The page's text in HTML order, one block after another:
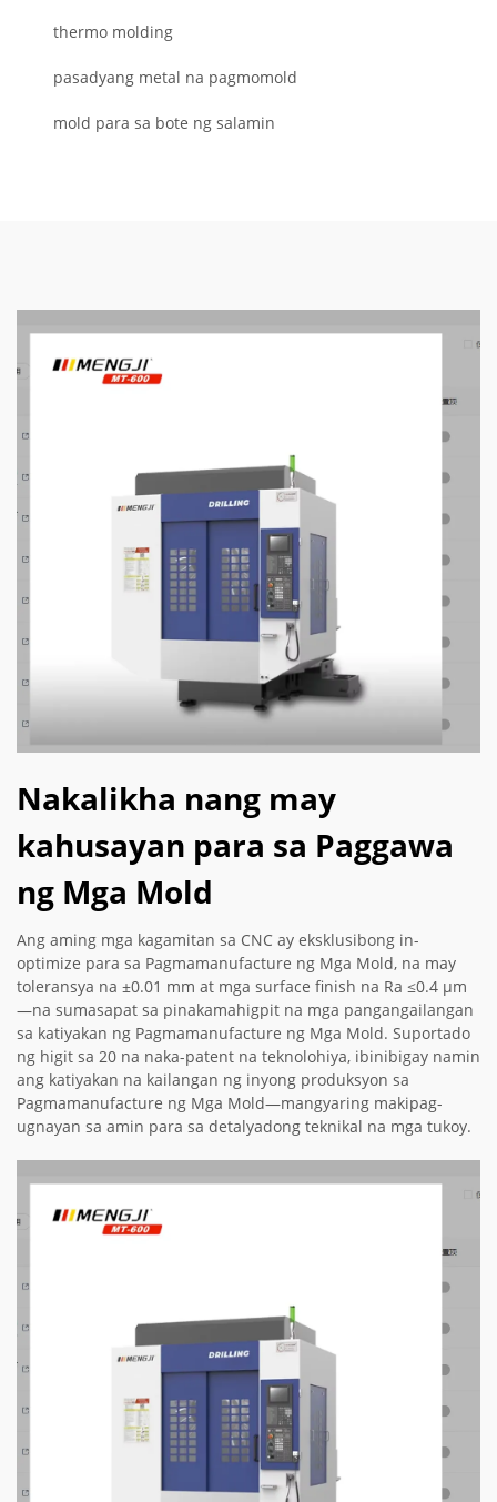
thermo molding
pasadyang metal na pagmomold
mold para sa bote ng salamin
Nakalikha nang may
kahusayan para sa Paggawa
ng Mga Mold
Ang aming mga kagamitan sa CNC ay eksklusibong in-
optimize para sa Pagmamanufacture ng Mga Mold, na may
toleransya na ±0.01 mm at mga surface finish na Ra ≤0.4 µm
—na sumasapat sa pinakamahigpit na mga pangangailangan
sa katiyakan ng Pagmamanufacture ng Mga Mold. Suportado
ng higit sa 20 na naka-patent na teknolohiya, ibinibigay namin
ang katiyakan na kailangan ng inyong produksyon sa
Pagmamanufacture ng Mga Mold—mangyaring makipag-
ugnayan sa amin para sa detalyadong teknikal na mga tukoy.